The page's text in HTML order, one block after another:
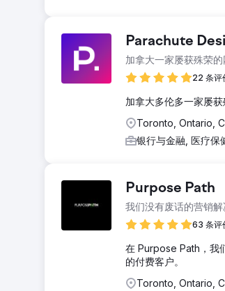
Parachute
加拿大一家屡获殊荣的
22 条评
加拿大多伦多一家屡
Toronto, Ontario,
银行与金融, 医疗保
Purpose Path
我们没有废话的营销解
63 条评
在 Purpose Path，我
的付费客户。
Toronto, Ontario,